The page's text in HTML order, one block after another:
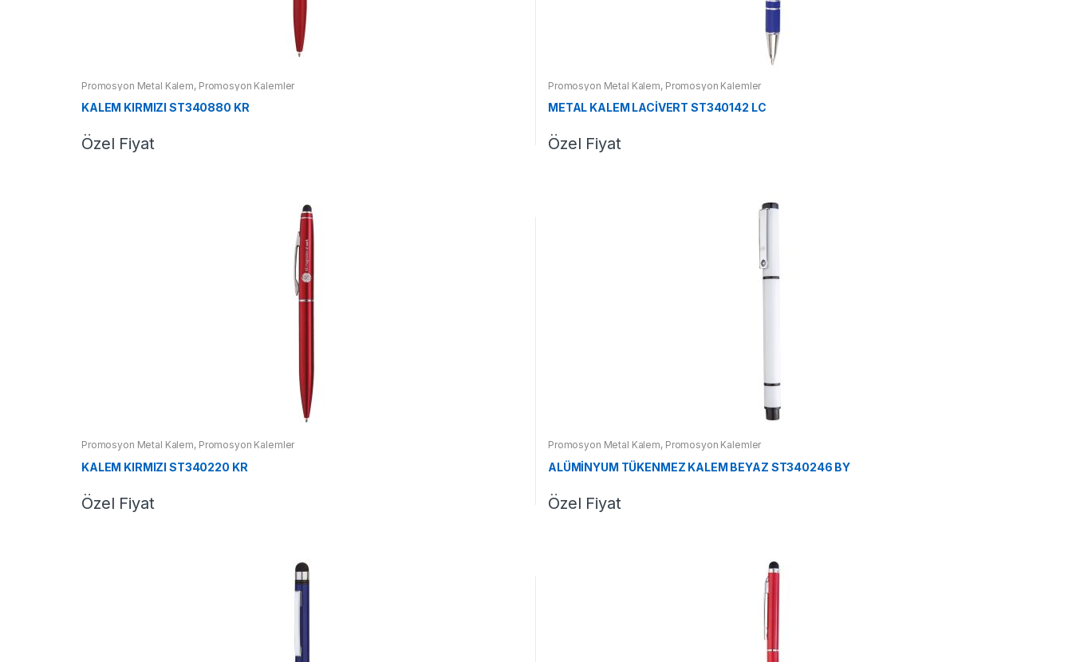
Promosyon Metal Kalem, Promosyon Kalemler
KALEM KIRMIZI ST340880 KR
Özel Fiyat
Promosyon Metal Kalem, Promosyon Kalemler
METAL KALEM LACİVERT ST340142 LC
Özel Fiyat
Promosyon Metal Kalem, Promosyon Kalemler
KALEM KIRMIZI ST340220 KR
Özel Fiyat
Promosyon Metal Kalem, Promosyon Kalemler
ALÜMİNYUM TÜKENMEZ KALEM BEYAZ ST340246 BY
Özel Fiyat